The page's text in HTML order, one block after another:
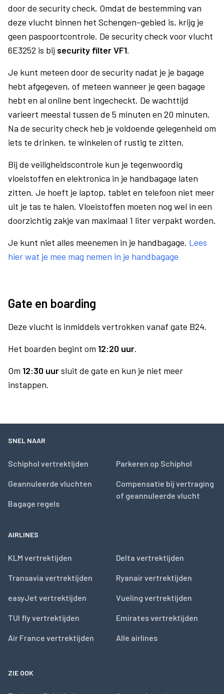
door de security check. Omdat de bestemming van
deze vlucht binnen het Schengen-gebied is, krijg je
geen paspoortcontrole. De security check voor vlucht
6E3252 is bij security filter VF1.
Je kunt meteen door de security nadat je je bagage
hebt afgegeven, of meteen wanneer je geen bagage
hebt en al online bent ingecheckt. De wachttijd
varieert meestal tussen de 5 minuten en 20 minuten.
Na de security check heb je voldoende gelegenheid om
iets te drinken, te winkelen of rustig te zitten.
Bij de veiligheidscontrole kun je tegenwoordig
vloeistoffen en elektronica in je handbagage laten
zitten. Je hoeft je laptop, tablet en telefoon niet meer
uit je tas te halen. Vloeistoffen moeten nog wel in een
doorzichtig zakje van maximaal 1 liter verpakt worden.
Je kunt niet alles meenemen in je handbagage. Lees
hier wat je mee mag nemen in je handbagage
Gate en boarding
Deze vlucht is inmiddels vertrokken vanaf gate B24.
Het boarden begint om 12:20 uur.
Om 12:30 uursluit de gate en kun je niet meer
instappen.
SNEL NAAR
Schiphol vertrektijden
Geannuleerde vluchten
Bagage regels
Parkeren op Schiphol
Compensatie bij vertraging
of geannuleerde vlucht
AIRLINES
KLM vertrektijden
Transavia vertrektijden
easyJet vertrektijden
TUI fly vertrektijden
Air France vertrektijden
Delta vertrektijden
Ryanair vertrektijden
Vueling vertrektijden
Emirates vertrektijden
Alle airlines
ZIE OOK